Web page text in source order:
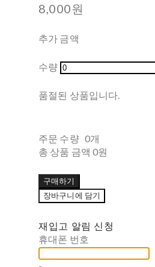
8,000원
추가 금액
수량
품절된 상품입니다.
주문 수량 0개
총 상품 금액 0원
구매하기
장바구니에 담기
재입고 알림 신청
휴대폰 번호